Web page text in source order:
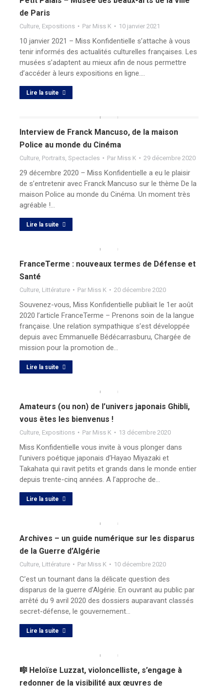
de Paris
Culture, Expositions Par Miss K 10 janvier 2021
10 janvier 2021 – Miss Konfidentielle s’attache à vous
tenir informés des actualités culturelles françaises. Les
musées s’adaptent au mieux afin de nous permettre
d’accéder à leurs expositions en ligne.…
Lire la suite
Interview de Franck Mancuso, de la maison
Police au monde du Cinéma
Culture, Portraits, Spectacles Par Miss K 29 décembre 2020
29 décembre 2020 – Miss Konfidentielle a eu le plaisir
de s’entretenir avec Franck Mancuso sur le thème De la
maison Police au monde du Cinéma. Un moment très
agréable !…
Lire la suite
FranceTerme : nouveaux termes de Défense et
Santé
Culture, Littérature Par Miss K 20 décembre 2020
Souvenez-vous, Miss Konfidentielle publiait le 1er août
2020 l’article FranceTerme – Prenons soin de la langue
française. Une relation sympathique s’est développée
depuis avec Emmanuelle Bédécarrasburu, Chargée de
mission pour la promotion de…
Lire la suite
Amateurs (ou non) de l’univers japonais Ghibli,
vous êtes les bienvenus !
Culture, Expositions Par Miss K 13 décembre 2020
Miss Konfidentielle vous invite à vous plonger dans
l’univers poétique japonais d’Hayao Miyazaki et
Takahata qui ravit petits et grands dans le monde entier
depuis trente-cinq années. A l’approche de…
Lire la suite
Archives – un guide numérique sur les disparus
de la Guerre d’Algérie
Culture, Littérature Par Miss K 10 décembre 2020
C’est un tournant dans la délicate question des
disparus de la guerre d’Algérie. En ouvrant au public par
arrêté du 9 avril 2020 des dossiers auparavant classés
secret-défense, le gouvernement…
Lire la suite
🎼 Heloïse Luzzat, violoncelliste, s’engage à
redonner de la visibilité aux œuvres de